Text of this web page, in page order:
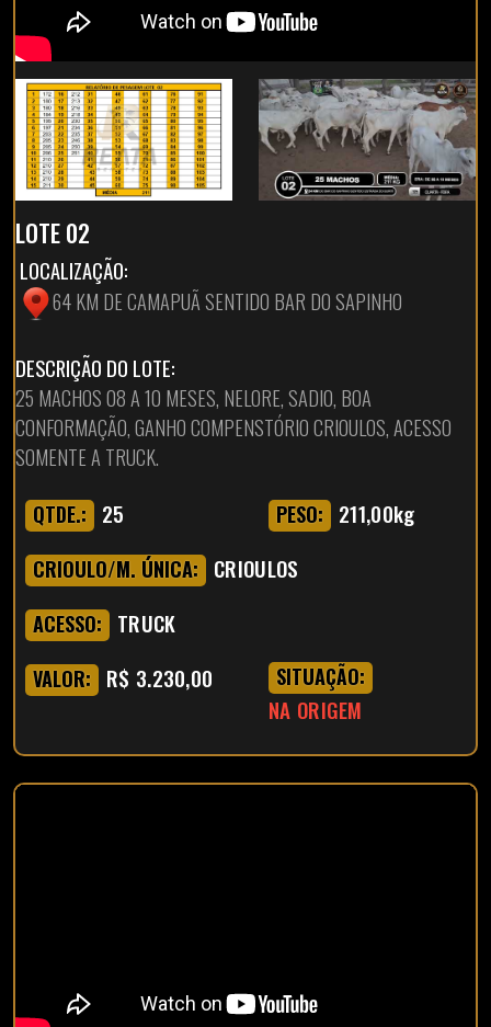
LOTE 02
LOCALIZAÇÃO:
64 KM DE CAMAPUÃ SENTIDO BAR DO SAPINHO
DESCRIÇÃO DO LOTE:
25 MACHOS 08 A 10 MESES, NELORE, SADIO, BOA
CONFORMAÇÃO, GANHO COMPENSTÓRIO CRIOULOS, ACESSO
SOMENTE A TRUCK.
QTDE.: 25 PESO: 211,00kg
CRIOULO/M. ÚNICA: CRIOULOS
ACESSO: TRUCK
VALOR: R$ 3.230,00 SITUAÇÃO:
NA ORIGEM